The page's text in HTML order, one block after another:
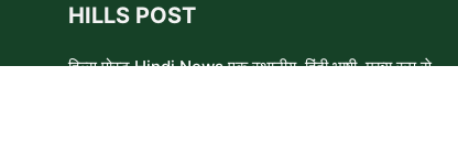
HILLS POST
हिल्स पोस्ट Hindi News एक स्थानीय, हिंदी भाषी, मुख्य रूप से